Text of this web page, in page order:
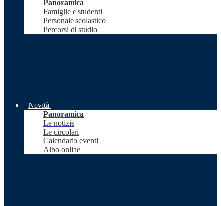
Panoramica
Famiglie e studenti
Personale scolastico
Percorsi di studio
Novità
Panoramica
Le notizie
Le circolari
Calendario eventi
Albo online